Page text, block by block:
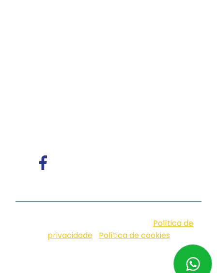
Política de
privacidade| Política de cookies